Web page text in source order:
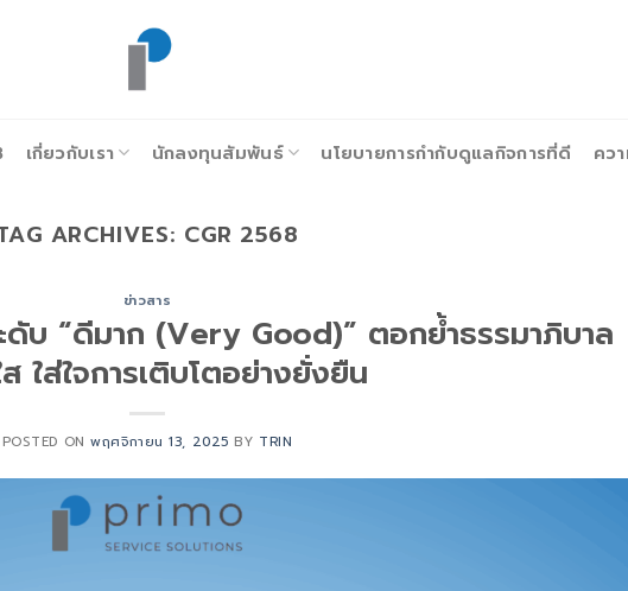
เกี่ยวกับเรา นักลงทุนสัมพันธ์ นโยบายการกำกับดูแลกิจการที่ดี คว
ARCHIVES: CGR 2568
ข่าวสาร
ดับ “ดีมาก (Very Good)” ตอกย้ำธรรมาภิบาล
ใส่ใจการเติบโตอย่างยั่งยืน
POSTED ONพฤศจิกายน 13, 2025 BY TRIN